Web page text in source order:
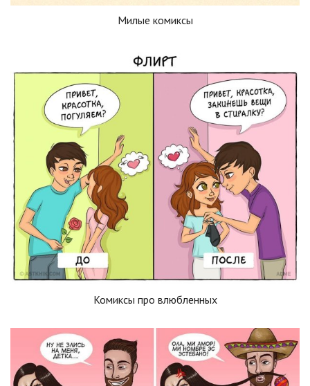
Милые комиксы
Комиксы про влюбленных